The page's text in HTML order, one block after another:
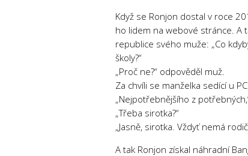
Když se Ronjon dostal v roce
ho lidem na webové stránce. A
republice svého muže: „Co
školy?“
„Proč ne?“ odpověděl muž.
Za chvíli se manželka sedící u
„Nejpotřebnějšího z
„Třeba sirotka?“
„Jasně, sirotka. Vždyť nemá
A tak Ronjon získal náhradní